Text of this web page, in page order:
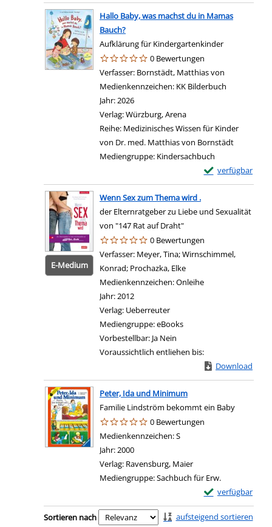
Hallo Baby, was machst du in Mamas
Bauch?
Aufklärung für Kindergartenkinder
0 Bewertungen
Verfasser: Bornstädt, Matthias von
Medienkennzeichen: KK Bilderbuch
Jahr:2026
Verlag:Würzburg, Arena
Reihe: Medizinisches Wissen für Kinder
von Dr. med. Matthias von Bornstädt
Mediengruppe: Kindersachbuch
verfügbar
Exemplar-Details
E-Medium
Wenn Sex zum Thema wird .
der Elternratgeber zu Liebe und Sexualität
von "147 Rat auf Draht"
0 Bewertungen
Verfasser: Meyer, Tina;Wirnschimmel,
Konrad; Prochazka, Elke
Medienkennzeichen:Onleihe
Jahr:2012
Verlag: Ueberreuter
Mediengruppe:eBooks
Vorbestellbar: Ja Nein
Voraussichtlich entliehen bis:
Download
Peter, Ida und Minimum
Familie Lindström bekommt ein Baby
0 Bewertungen
Suche nach diesem Verfasser
Medienkennzeichen:S
Jahr:2000
Verlag: Ravensburg, Maier
Mediengruppe:Sachbuch für Erw.
verfügbar
Exemplar-
Zu den Suchfiltern springen
Sortieren nach aufsteigend sortieren